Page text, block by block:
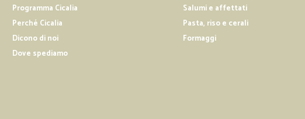
Programma Cicalia
Perché Cicalia
Dicono di noi
Dove spediamo
Salumi e affettati
Pasta, riso e cerali
Formaggi